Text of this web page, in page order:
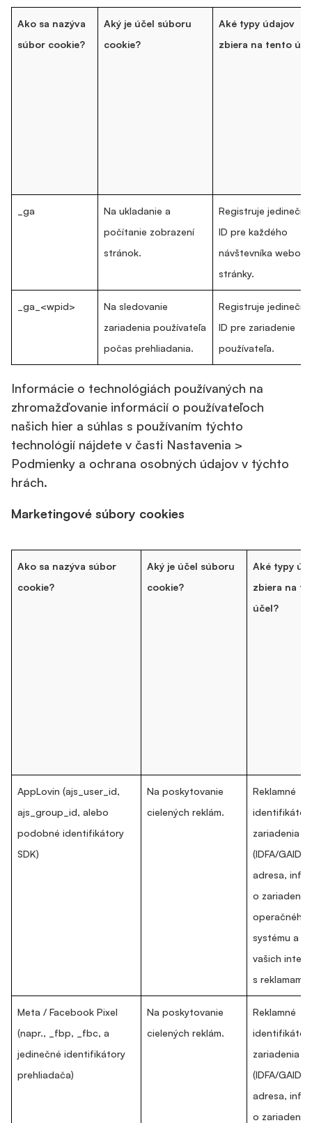
Ako sa nazýva
súbor cookie?
Aký je účel súboru
cookie?
Aké typy údajov
zbiera na tento
_ga
Na ukladanie a
počítanie zobrazení
stránok.
Registruje jedinečné
ID pre každého
návštevníka
stránky.
_ga_<wpid>
Na sledovanie
zariadenia používateľa
počas prehliadania.
Registruje jedinečné
ID pre zariadenie
používateľa.
Informácie o technológiách používaných na
zhromažďovanie informácií o používateľoch
našich hier a súhlas s používaním týchto
technológií nájdete v časti Nastavenia >
Podmienky a ochrana osobných údajov v týchto
hrách.
Marketingové súbory cookies
Ako sa nazýva súbor
cookie?
Aký je účel súboru
cookie?
Aké typy
zbiera na
účel?
AppLovin (ajs_user_id,
ajs_group_id, alebo
podobné identifikátory
SDK)
Na poskytovanie
cielených reklám.
Reklamné
zariadenia
(IDFA/GAID),
adresa,
o zariadení,
operačného
systému a
vašich
s reklamami.
Meta / Facebook Pixel
(napr., _fbp, _fbc, a
jedinečné identifikátory
prehliadača)
Na poskytovanie
cielených reklám.
Reklamné
zariadenia
(IDFA/GAID),
adresa,
o zariadení,